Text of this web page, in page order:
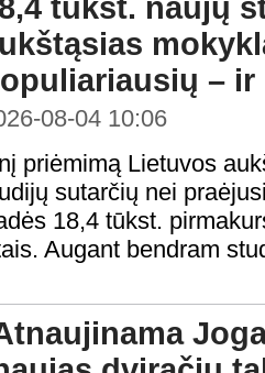
tūkst. naujų
–
08-04 10:06
priėmimą Lietuvos
sutarčių nei
18,4 tūkst.
Augant bendram